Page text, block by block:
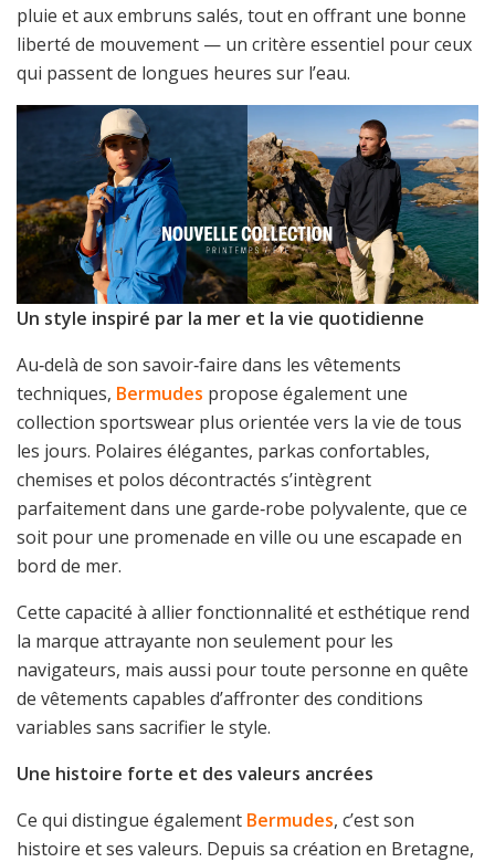
pluie et aux embruns salés, tout en offrant une bonne
liberté de mouvement — un critère essentiel pour ceux
qui passent de longues heures sur l’eau.
Un style inspiré par la mer et la vie quotidienne
Au‑delà de son savoir‑faire dans les vêtements
techniques, Bermudes propose également une
collection sportswear plus orientée vers la vie de tous
les jours. Polaires élégantes, parkas confortables,
chemises et polos décontractés s’intègrent
parfaitement dans une garde‑robe polyvalente, que ce
soit pour une promenade en ville ou une escapade en
bord de mer.
Cette capacité à allier fonctionnalité et esthétique rend
la marque attrayante non seulement pour les
navigateurs, mais aussi pour toute personne en quête
de vêtements capables d’affronter des conditions
variables sans sacrifier le style.
Une histoire forte et des valeurs ancrées
Ce qui distingue également Bermudes, c’est son
histoire et ses valeurs. Depuis sa création en Bretagne,